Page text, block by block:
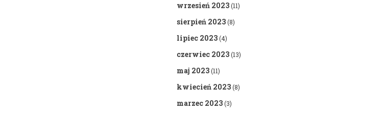
wrzesień 2023(11)
sierpień 2023(8)
lipiec 2023(4)
czerwiec 2023(13)
maj 2023(11)
kwiecień 2023(8)
marzec 2023(3)